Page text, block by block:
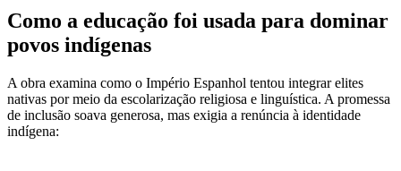
Como a educação foi usada para dominar
povos indígenas
A obra examina como o Império Espanhol tentou integrar elites
nativas por meio da escolarização religiosa e linguística. A promessa
de inclusão soava generosa, mas exigia a renúncia à identidade
indígena: